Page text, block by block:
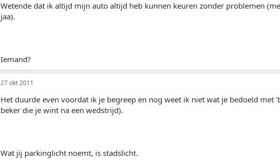
Wetende dat ik altijd mijn auto altijd heb kunnen keuren zonder problemen
jaa).
Iemand?
27 okt 2011
Het duurde even voordat ik je begreep en nog weet ik niet wat je bedoeld met
beker die je wint na een wedstrijd).
Wat jij parkinglicht noemt, is stadslicht.